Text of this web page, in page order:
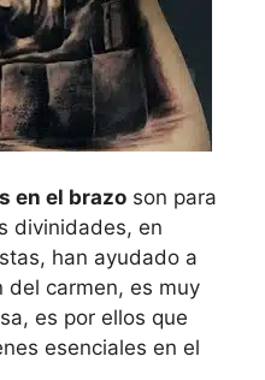
en el brazo son para
divinidades, en
han ayudado a
del carmen, es muy
es por ellos que
esenciales en el